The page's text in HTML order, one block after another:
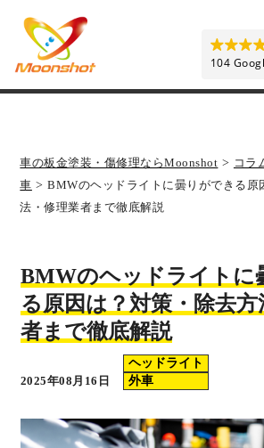
車の板金塗装・傷修理ならMoonshot > コラ
車 >BMWのヘッドライトに曇りができる原
法・修理業者まで徹底解説
BMWのヘッドライトに
る原因は？対策・除去方
者まで徹底解説
2025年08月16日
ヘッドライト
外車
104